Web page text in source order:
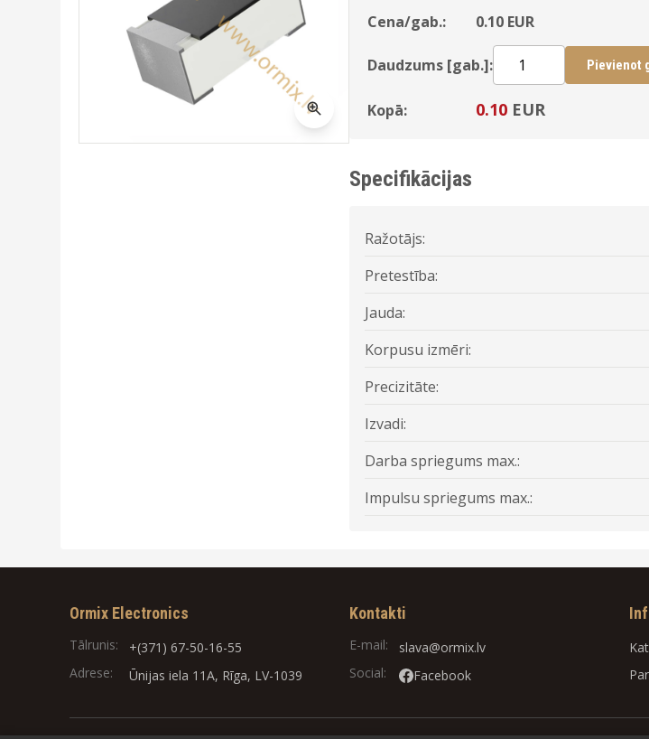
Cena/gab.: 0.10 EUR
Daudzums [gab.]: Pievienot
Kopā: 0.10 EUR
Specifikācijas
Ražotājs:
Pretestība:
Jauda:
Korpusu izmēri:
Precizitāte:
Izvadi:
Darba spriegums max.:
Impulsu spriegums max.:
Ormix Electronics
Tālrunis:
+(371) 67-50-16-55
Adrese:
Ūnijas iela 11A, Rīga, LV-1039
Kontakti
E-mail:
slava@ormix.lv
Social:
Facebook